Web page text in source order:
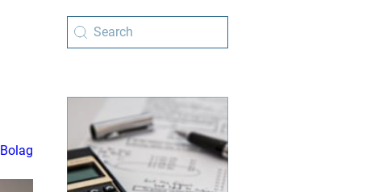
Bolag